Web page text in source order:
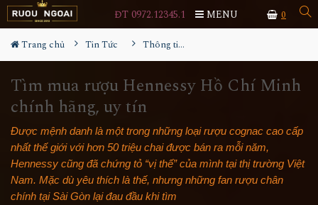
0
ĐT 0972.12345.1 MENU
Trang chủ Tin Tức Thông tin Rượu ngoại
Tìm mua rượu Hennessy Hồ Chí Minh
chính hãng, uy tín
Được mệnh danh là một trong những loại rượu cognac cao cấp
nhất thế giới với hơn 50 triệu chai được bán ra mỗi năm,
Hennessy cũng đã chứng tỏ “vị thế” của mình tại thị trường Việt
Nam. Mặc dù yêu thích là thế, nhưng những fan rượu chân
chính tại Sài Gòn lại đau đầu khi tìm